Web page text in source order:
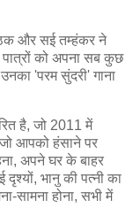
और सई तम्हंकर ने
को अपना सब कुछ
'परम सुंदरी' गाना
है, जो 2011 में
आपको हंसाने पर
अपने घर के बाहर
दृश्यों, भानु की पत्नी का
सामना होना, सभी में